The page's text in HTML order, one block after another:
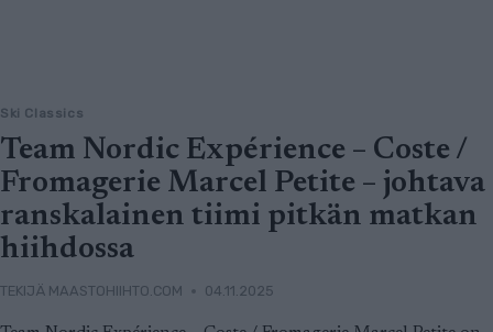
Ski Classics
Team Nordic Expérience – Coste /
Fromagerie Marcel Petite – johtava
ranskalainen tiimi pitkän matkan
hiihdossa
TEKIJÄ MAASTOHIIHTO.COM 04.11.2025